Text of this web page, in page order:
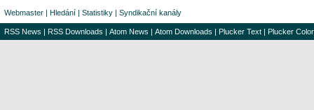
Webmaster | Hledání | Statistiky | Syndikační kanály
RSS News | RSS Downloads | Atom News | Atom Downloads | Plucker Text | Plucker Color